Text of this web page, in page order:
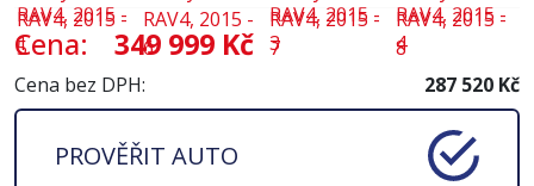
Cena: 349 999 Kč
Cena bez DPH: 287 520 Kč
PROVĚŘIT AUTO